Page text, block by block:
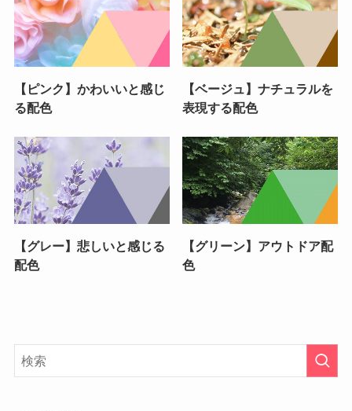
【ピンク】かわいいと感じ
る配色
【ベージュ】ナチュラルを
表現する配色
【グレー】悲しいと感じる
配色
【グリーン】アウトドア配
色